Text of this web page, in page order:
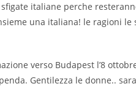
italiane perche
una italiana! le ragioni le
verso Budapest l’8
Gentilezza le donne..